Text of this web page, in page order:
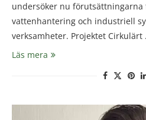
undersöker nu
vattenhantering och industriell
verksamheter. Projektet Cirkulärt
Läs mera